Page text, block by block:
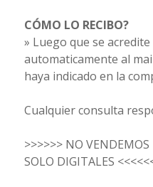
CÓMO LO RECIBO?
» Luego que se
automaticamente al
haya indicado en la
Cualquier consulta
>>>>>> NO VENDEMOS
SOLO DIGITALES